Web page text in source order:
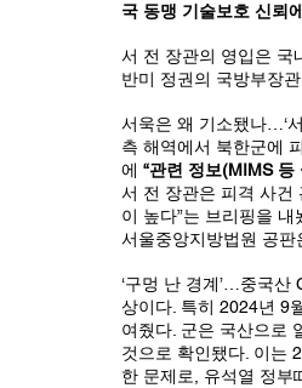
국 동맹 기술보호 신뢰
서 전 장관의 영입은 국
반미 정권의 국방부장
서욱은 왜 기소됐나…‘
측 해역에서 북한군에
에 “관련 정보(MIMS 등
서 전 장관은 피격 사건
이 높다”는 브리핑을 내
서울중앙지방법원 공
‘구멍 난 경계’…중국산
상이다. 특히 2024년 9
여줬다. 군은 국산으로
것으로 확인됐다. 이는
한 문제로, 유석열 정부